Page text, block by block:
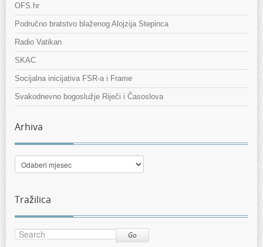
OFS.hr
Područno bratstvo blaženog Alojzija Stepinca
Radio Vatikan
SKAC
Socijalna inicijativa FSR-a i Frame
Svakodnevno bogoslužje Riječi i Časoslova
Arhiva
Arhiva
Tražilica
Go